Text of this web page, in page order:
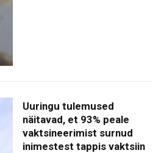
Uuringu tulemused
näitavad, et 93% peale
vaktsineerimist surnud
inimestest tappis vaktsiin